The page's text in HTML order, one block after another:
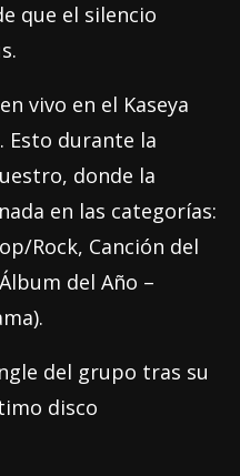
que el silencio
vivo en el Kaseya
Esto durante la
donde la
en las categorías:
Rock, Canción del
del Año –
del grupo tras su
disco